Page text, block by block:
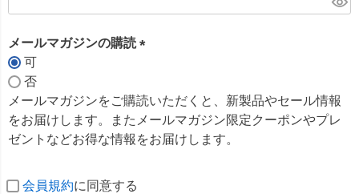
須
メールマガジンの購読
須
)
可
否
メールマガジンをご購読いただくと、新製品やセール情報
をお届けします。またメールマガジン限定クーポンやプレ
ゼントなどお得な情報をお届けします。
会員規約に同意する